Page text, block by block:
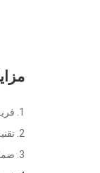
1. فريق فني محترف: لقد تلقى فريق البحث والتطوير WelsonPower أكثر من 20 اختراعًا وبراءة اختراع تطبيقية.
2. تقنية الحزمة الفريدة: تمتلك WelsonPower تقنية حزمة خاصة للعجين لحماية خلية البطارية وزيادة العمر الافتراضي لحزمة البطارية.
3. ضمان شهادة السلامة: تم اعتماد معظم البطاريات وفقًا للمعايير الدولية بما في ذلك CE ، MSDS ، UN38.3 ، UL إلخ.